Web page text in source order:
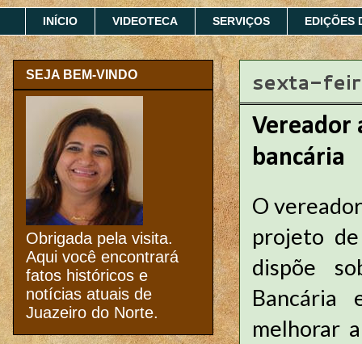
INÍCIO VIDEOTECA SERVIÇOS EDIÇÕES
sexta-
Vereador
bancária
O
projeto
dispõe
Bancária
melhorar
SEJA BEM-VINDO
Obrigada pela visita.
Aqui você encontrará
fatos históricos e
notícias atuais de
Juazeiro do Norte.